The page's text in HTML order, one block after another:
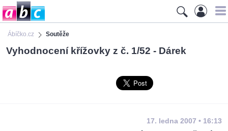
Ábíčko.cz Soutěže
Vyhodnocení křížovky z č. 1/52 - Dárek
17. ledna 2007 • 16:13